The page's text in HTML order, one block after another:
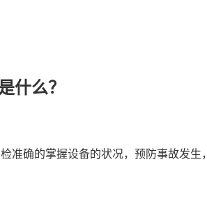
什么？
准确的掌握设备的状况，预防事故发